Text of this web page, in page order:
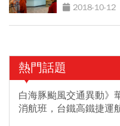
2018-10-12
熱門話題
白海豚颱風交通異動》
消航班，台鐵高鐵捷運